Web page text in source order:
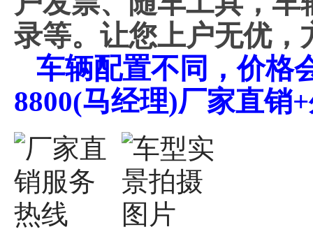
录等。让您上户无优，
车辆配置不同，价格
8800(马经理)厂家直销